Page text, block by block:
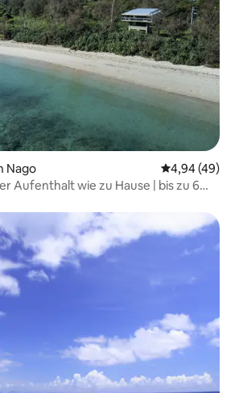
Nago
4,94 (49)
Aufenthalt wie zu Hause | bis zu 6